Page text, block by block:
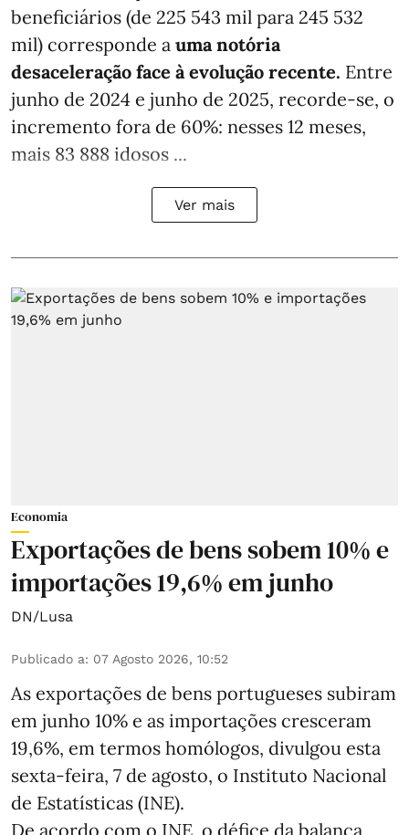
beneficiários (de 225 543 mil para 245 532
mil) corresponde a uma notória
desaceleração face à evolução recente. Entre
junho de 2024 e junho de 2025, recorde-se, o
incremento fora de 60%: nesses 12 meses,
mais 83 888 idosos ...
Ver mais
Economia
Exportações de bens sobem 10% e
importações 19,6% em junho
DN/Lusa
Publicado a: 07 Agosto 2026, 10:52
As exportações de bens portugueses subiram
em junho 10% e as importações cresceram
19,6%, em termos homólogos, divulgou esta
sexta-feira, 7 de agosto, o Instituto Nacional
de Estatísticas (INE).
De acordo com o INE, o défice da balança